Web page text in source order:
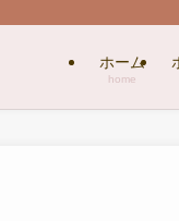
ホーム
home